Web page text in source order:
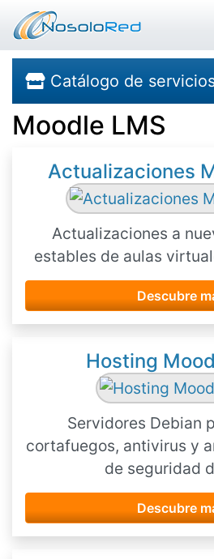
Catálogo de
Moodle LMS
Actualizaciones
Actualizaciones a
estables de aulas
Descubre
Hosting
Servidores Debian
cortafuegos, antivirus y
de seguridad
Descubre